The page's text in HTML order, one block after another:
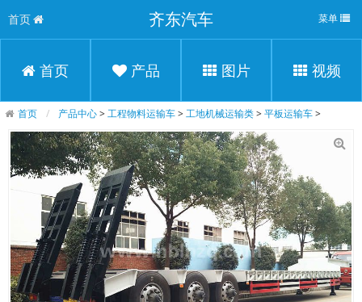
首页 齐东汽车 菜单
首页 产品 图片 视频
首页 产品中心>工程物料运输车>工地机械运输类>平板运输车>